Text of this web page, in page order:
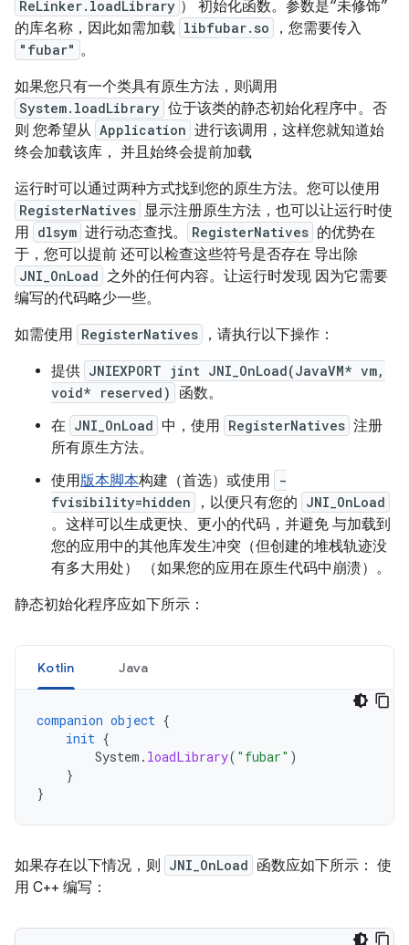
ReLinker.loadLibrary ） 初始化函数。参数是“未修饰”
的库名称，因此如需加载 libfubar.so ，您需要传入
"fubar" 。
如果您只有一个类具有原生方法，则调用
System.loadLibrary 位于该类的静态初始化程序中。否
则 您希望从 Application 进行该调用，这样您就知道始
终会加载该库， 并且始终会提前加载
运行时可以通过两种方式找到您的原生方法。您可以使用
RegisterNatives 显示注册原生方法，也可以让运行时使
用 dlsym 进行动态查找。 RegisterNatives 的优势在
于，您可以提前 还可以检查这些符号是否存在 导出除
JNI_OnLoad 之外的任何内容。让运行时发现 因为它需要
编写的代码略少一些。
如需使用 RegisterNatives
，请执行以下操作：
提供 JNIEXPORT jint JNI_OnLoad(JavaVM* vm,
void* reserved)
函数。
在 JNI_OnLoad 中，使用 RegisterNatives 注册
所有原生方法。
使用版本脚本构建（首选）或使用
-
fvisibility=hidden
，以便只有您的 JNI_OnLoad
。这样可以生成更快、更小的代码，并避免 与加载到
您的应用中的其他库发生冲突（但创建的堆栈轨迹没
有多大用处） （如果您的应用在原生代码中崩溃）。
静态初始化程序应如下所示：
Kotlin Java
companion object {
init {
System . loadLibrary( "fubar" )
}
}
如果存在以下情况，则 JNI_OnLoad 函数应如下所示： 使
用 C++ 编写：